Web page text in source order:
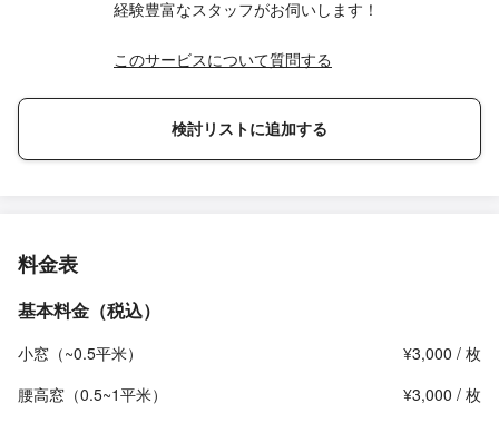
︎経験豊富なスタッフがお伺いします！
このサービスについて質問する
検討リストに追加する
料金表
基本料金（税込）
小窓（~0.5平米）
¥3,000 / 枚
腰高窓（0.5~1平米）
¥3,000 / 枚